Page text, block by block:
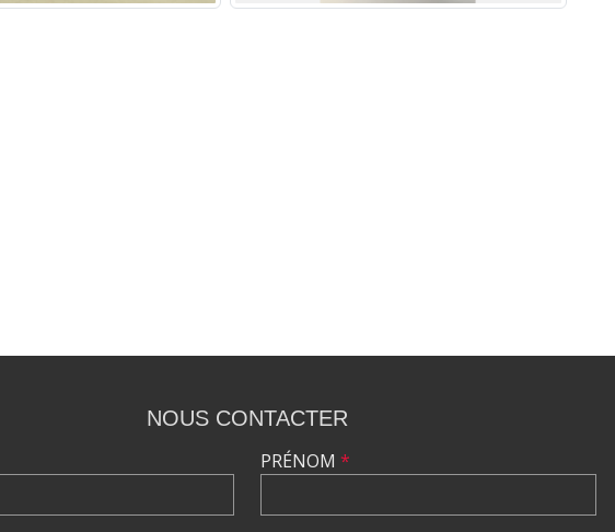
NOUS CONTACTER
PRÉNOM *